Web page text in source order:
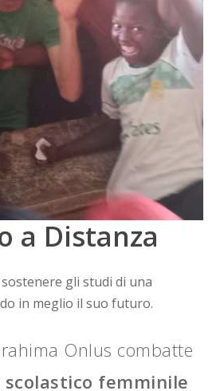
a Distanza
gli studi di una
in meglio il suo futuro.
Onlus combatte
scolastico femminile